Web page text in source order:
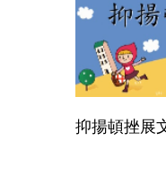
抑揚頓挫展